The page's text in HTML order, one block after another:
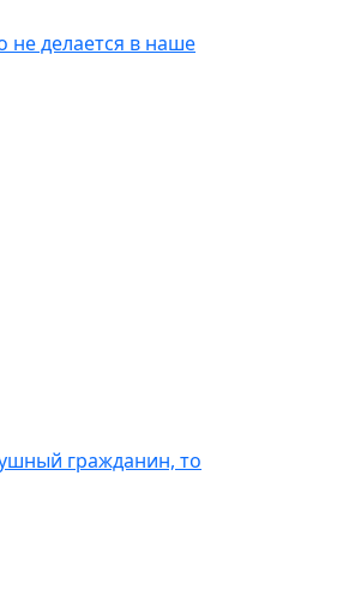
не делается в наше
гражданин, то